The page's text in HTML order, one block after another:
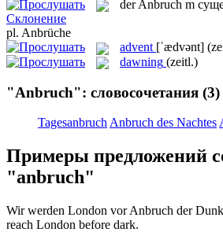
derAnbruch m
Склонение
pl. Anbrüche
advent [ˈædvənt]
dawning (zeitl.)
"Anbruch": словосочетания (3)
Tagesanbruch Anbruch des Nachtes
Примеры предложений
"anbruch"
Wir werden London vorAnbruch der
reach London before dark.